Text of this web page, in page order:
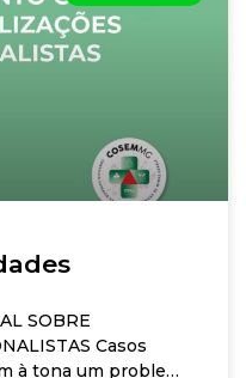
SOBRE
Casos
à tona um problema